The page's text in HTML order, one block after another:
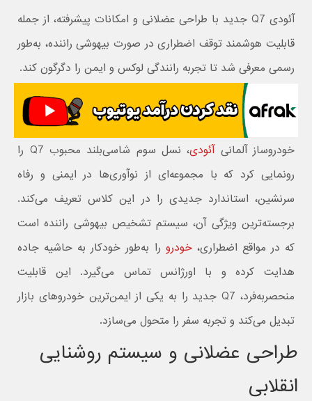
آئودی Q7 جدید با طراحی عضلانی و امکانات پیشرفته، از جمله
قابلیت هوشمند توقف اضطراری در صورت بیهوشی راننده، به‌طور
رسمی معرفی شد تا تجربه رانندگی لوکس و ایمن را دگرگون کند.
خودروساز آلمانیآئودی
، نسل سوم شاسی‌بلند محبوب Q7 را
رونمایی کرد که با مجموعه‌ای از نوآوری‌ها در ایمنی و رفاه
سرنشین، استاندارد جدیدی را در این کلاس تعریف می‌کند.
برجسته‌ترین ویژگی آن، سیستم تشخیص بیهوشی راننده است
که در مواقع اضطراری،خودرو را به‌طور خودکار به حاشیه جاده
هدایت کرده و با اورژانس تماس می‌گیرد. این قابلیت
منحصربه‌فرد، Q7 جدید را به یکی از ایمن‌ترین خودروهای بازار
تبدیل می‌کند و تجربه سفر را متحول می‌سازد.
طراحی عضلانی و سیستم روشنایی
انقلابی